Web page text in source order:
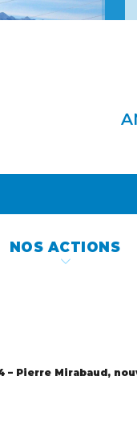
NOS ACTIONS
– Pierre Mirabaud,